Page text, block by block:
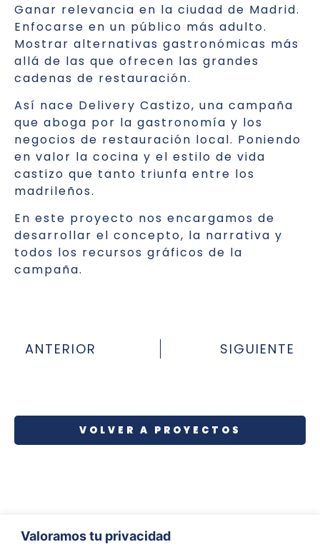
Valoramos tu privacidad
Ganar relevancia en la ciudad de Madrid.
Enfocarse en un público más adulto.
Mostrar alternativas gastronómicas más
allá de las que ofrecen las grandes
cadenas de restauración.
Así nace Delivery Castizo, una campaña
que aboga por la gastronomía y los
negocios de restauración local. Poniendo
en valor la cocina y el estilo de vida
castizo que tanto triunfa entre los
madrileños.
En este proyecto nos encargamos de
desarrollar el concepto, la narrativa y
todos los recursos gráficos de la
campaña.
ANTERIOR SIGUIENTE
VOLVER A PROYECTOS